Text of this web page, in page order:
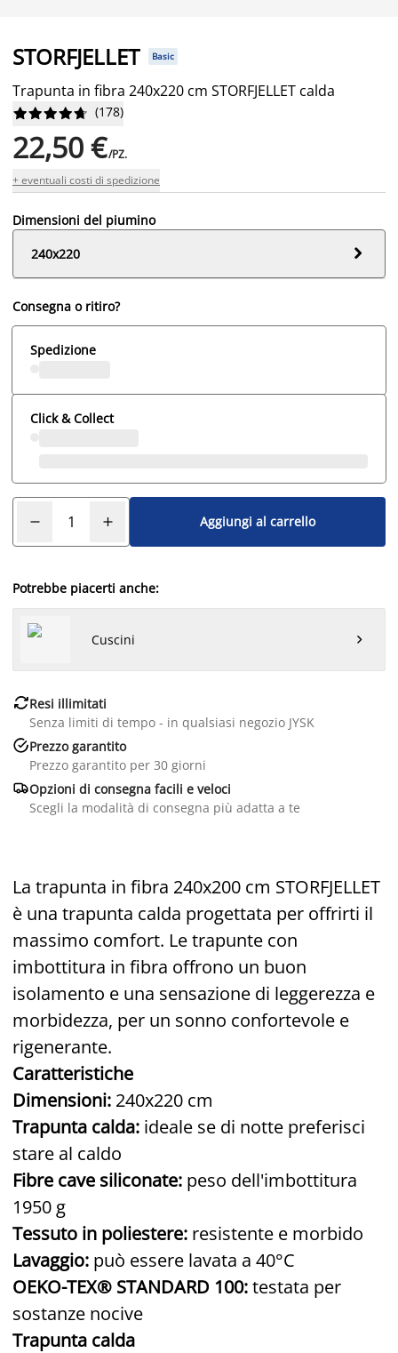
STORFJELLET Basic
Trapunta in fibra 240x220 cm STORFJELLET calda





 (178)
22,50 €/PZ.
+ eventuali costi di spedizione
Dimensioni del piumino
240x220

Consegna o ritiro?
Spedizione
Click & Collect
Aggiungi al carrello
Potrebbe piacerti anche:
Cuscini 
Resi illimitati
Senza limiti di tempo - in qualsiasi negozio JYSK
Prezzo garantito
Prezzo garantito per 30 giorni
Opzioni di consegna facili e veloci
Scegli la modalità di consegna più adatta a te
La trapunta in fibra 240x200 cm STORFJELLET
è una trapunta calda progettata per offrirti il
massimo comfort. Le trapunte con
imbottitura in fibra offrono un buon
isolamento e una sensazione di leggerezza e
morbidezza, per un sonno confortevole e
rigenerante.
Caratteristiche
Dimensioni: 240x220 cm
Trapunta calda: ideale se di notte preferisci
stare al caldo
Fibre cave siliconate: peso dell'imbottitura
1950 g
Tessuto in poliestere: resistente e morbido
Lavaggio: può essere lavata a 40°C
OEKO-TEX® STANDARD 100:testata per
sostanze nocive
Trapunta calda